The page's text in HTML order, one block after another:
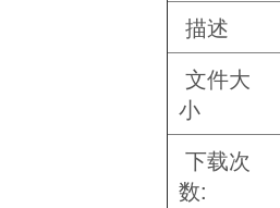
描述
文件大
小
下载次
数: